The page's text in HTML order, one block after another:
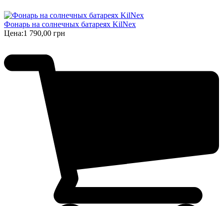
Фонарь на солнечных батареях KilNex
Цена:1 790,00 грн